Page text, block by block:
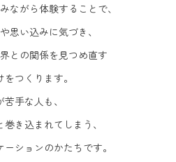
ながら体験することで、
思い込みに気づき、
との関係を見つめ直す
をつくります。
手な人も、
き込まれてしまう、
ションのかたちです。